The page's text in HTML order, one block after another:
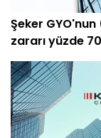
Şeker GYO'nun
zararı yüzde
Bilanço